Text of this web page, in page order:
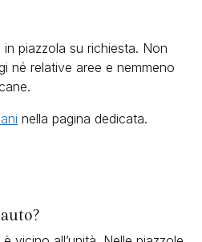
piazzola su richiesta. Non
né relative aree e nemmeno
nella pagina dedicata.